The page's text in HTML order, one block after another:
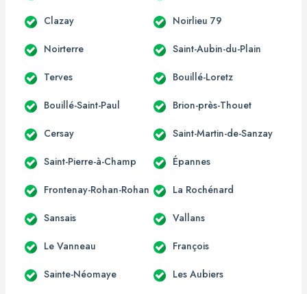
Clazay Noirlieu 79
Noirterre Saint-Aubin-du-Plain
Terves Bouillé-Loretz
Bouillé-Saint-Paul Brion-près-Thouet
Cersay Saint-Martin-de-Sanzay
Saint-Pierre-à-Champ Épannes
Frontenay-Rohan-Rohan La Rochénard
Sansais Vallans
Le Vanneau François
Sainte-Néomaye Les Aubiers